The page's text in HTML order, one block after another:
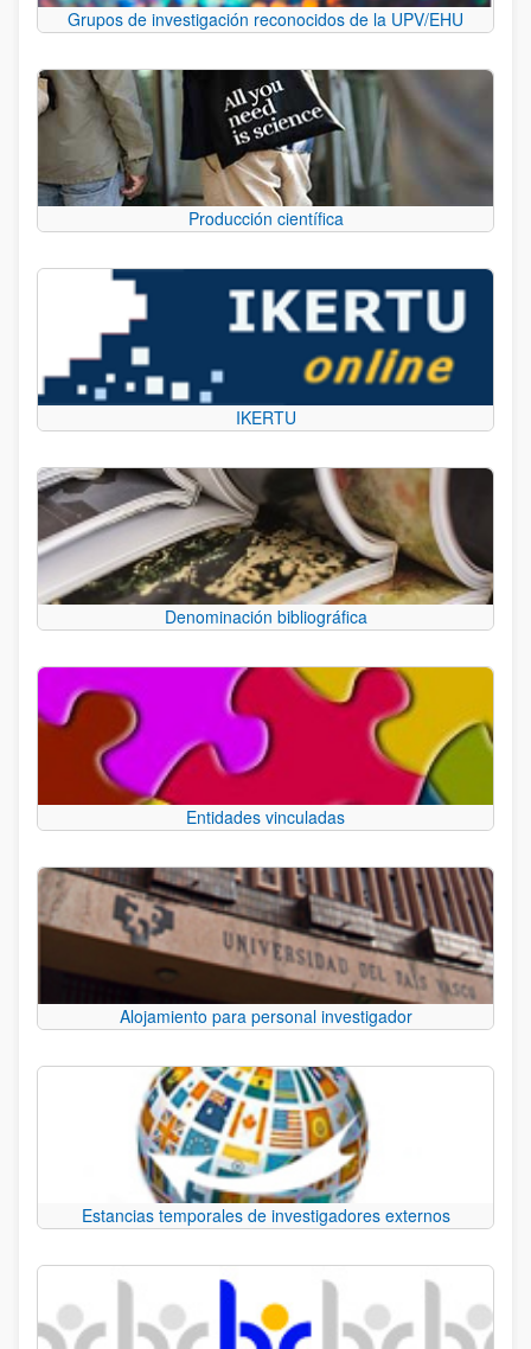
Grupos de investigación reconocidos de la UPV/EHU
Producción científica
IKERTU
Denominación bibliográfica
Entidades vinculadas
Alojamiento para personal investigador
Estancias temporales de investigadores externos